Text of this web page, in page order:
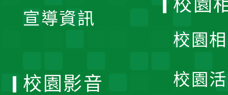
宣導資訊
校園
校園
校園
校園影音